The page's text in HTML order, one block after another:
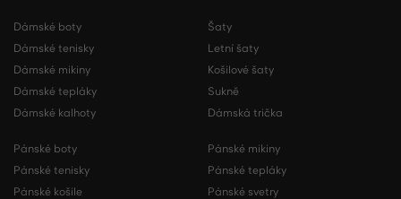
Dámské boty
Dámské tenisky
Dámské mikiny
Dámské tepláky
Dámské kalhoty
Šaty
Letní šaty
Košilové šaty
Sukně
Dámská trička
Pánské boty
Pánské tenisky
Pánské košile
Pánské mikiny
Pánské tepláky
Pánské svetry